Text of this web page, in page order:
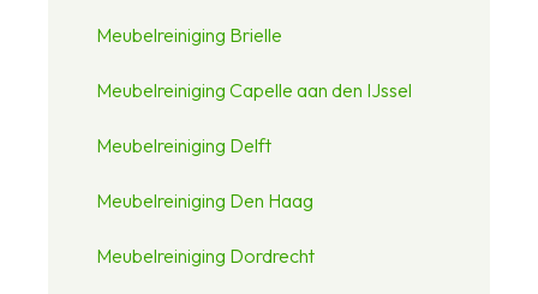
Meubelreiniging Brielle
Meubelreiniging Capelle aan den IJssel
Meubelreiniging Delft
Meubelreiniging Den Haag
Meubelreiniging Dordrecht